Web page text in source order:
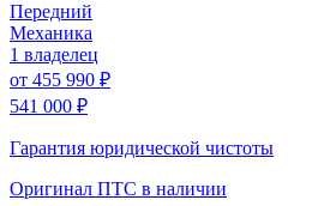
Передний
Механика
1 владелец
от 455 990 ₽
541 000 ₽
Гарантия юридической чистоты
Оригинал ПТС в наличии